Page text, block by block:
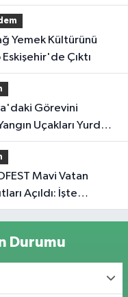
Çıktı
Uçakları Yurda
Açıldı: İşte
Durumu